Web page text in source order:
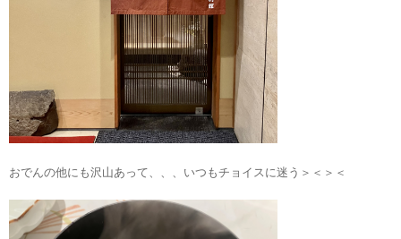
おでんの他にも沢山あって、、、いつもチョイスに迷う＞＜＞＜